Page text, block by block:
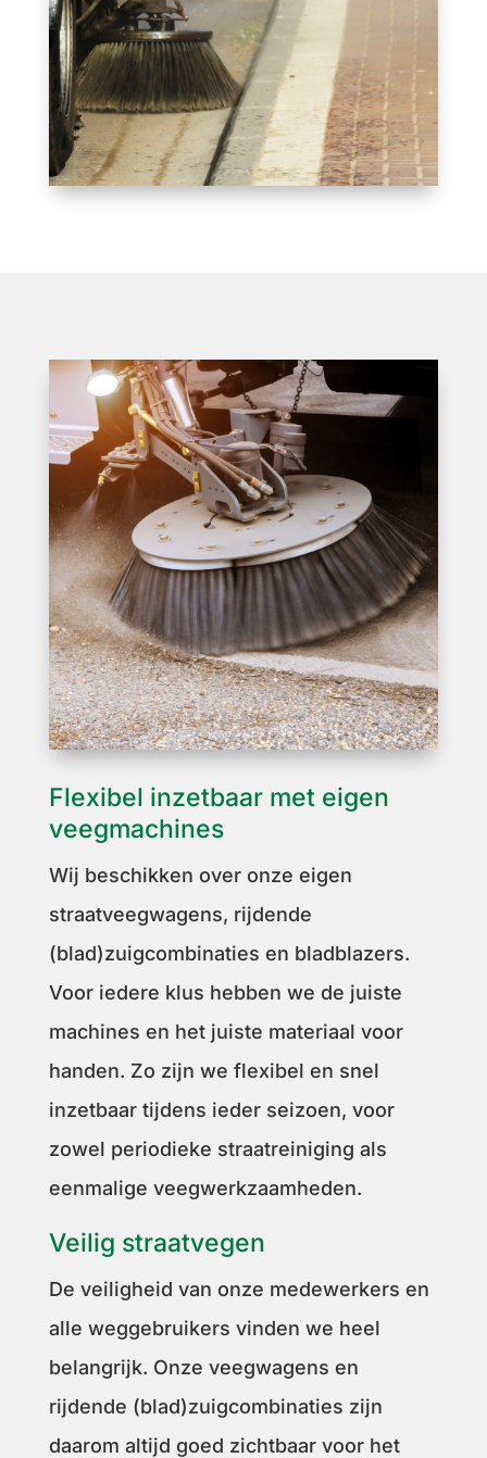
Flexibel inzetbaar met eigen
veegmachines
Wij beschikken over onze eigen
straatveegwagens, rijdende
(blad)zuigcombinaties en bladblazers.
Voor iedere klus hebben we de juiste
machines en het juiste materiaal voor
handen. Zo zijn we flexibel en snel
inzetbaar tijdens ieder seizoen, voor
zowel periodieke straatreiniging als
eenmalige veegwerkzaamheden.
Veilig straatvegen
De veiligheid van onze medewerkers en
alle weggebruikers vinden we heel
belangrijk. Onze veegwagens en
rijdende (blad)zuigcombinaties zijn
daarom altijd goed zichtbaar voor het